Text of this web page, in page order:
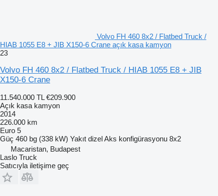
Volvo FH 460 8x2 / Flatbed Truck /
HIAB 1055 E8 + JIB X150-6 Crane açık kasa kamyon
23
Volvo FH 460 8x2 / Flatbed Truck / HIAB 1055 E8 + JIB
X150-6 Crane
11.540.000 TL €209.900
Açık kasa kamyon
2014
226.000 km
Euro 5
Güç 460 bg (338 kW) Yakıt dizelAks konfigürasyonu 8x2
Macaristan, Budapest
Laslo Truck
Satıcıyla iletişime geç